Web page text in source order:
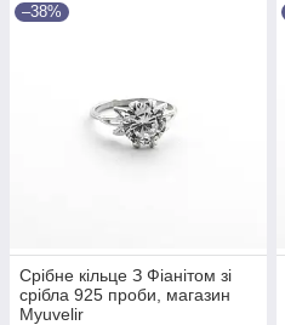
–38%
Срібне кільце З Фіанітом зі
срібла 925 проби, магазин
Myuvelir